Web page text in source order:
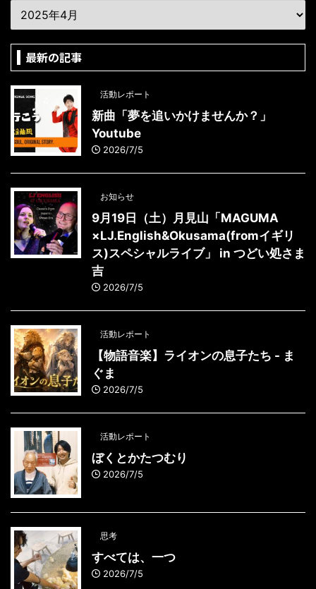
最新の記事
活動レポート
新曲「夢を追いかけませんか？」
Youtube
2026/7/5
お知らせ
9月19日（土）月見山「MAGUMA
×LJ.English&Okusama(fromイギリ
ス)スペシャルライブ」 in つどい処さま
吉
2026/7/5
活動レポート
【物語音楽】ライオンの息子たち - ま
ぐま
2026/7/5
活動レポート
ぼくとかたつむり
2026/7/5
思考
すべては、一つ
2026/7/5